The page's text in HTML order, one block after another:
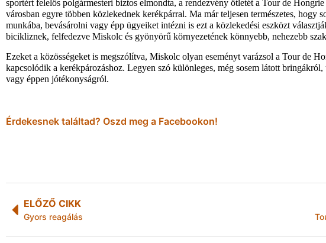
sportért felelős polgármesteri biztos elmondta, a rendezvény ötletét a Tour de
városban egyre többen közlekednek kerékpárral. Ma már teljesen természetes, hogy
munkába, bevásárolni vagy épp ügyeiket intézni is ezt a közlekedési eszközt
bicikliznek, felfedezve Miskolc és gyönyörű környezetének könnyebb, nehezebb
Ezeket a közösségeket is megszólítva, Miskolc olyan eseményt varázsol a Tour de
kapcsolódik a kerékpározáshoz. Legyen szó különleges, még sosem látott
vagy éppen jótékonyságról.
Érdekesnek találtad? Oszd meg a Facebookon!
ELŐZŐ CIKK
Gyors reagálás